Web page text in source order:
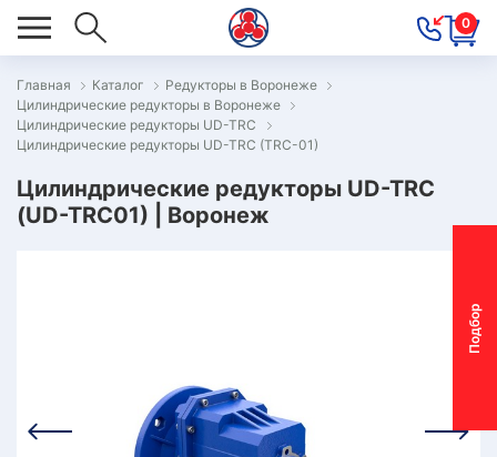
0
П
о
д
б
о
р
м
о
т
о
р
-
р
е
д
у
к
т
о
р
Главная Каталог
Редукторы в Воронеже
Цилиндрические редукторы в Воронеже
Цилиндрические редукторы UD-TRC
Цилиндрические редукторы UD-TRC (TRC-01)
Цилиндрические редукторы UD-TRC
(UD-TRC01) | Воронеж